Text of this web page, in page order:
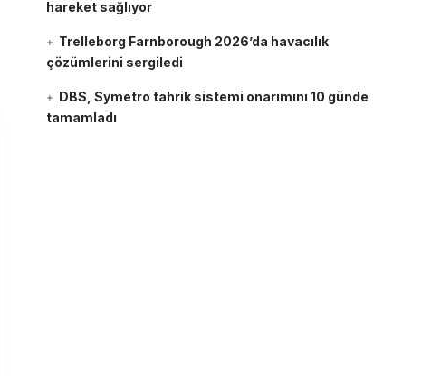
hareket sağlıyor
Trelleborg Farnborough 2026’da havacılık
çözümlerini sergiledi
DBS, Symetro tahrik sistemi onarımını 10 günde
tamamladı